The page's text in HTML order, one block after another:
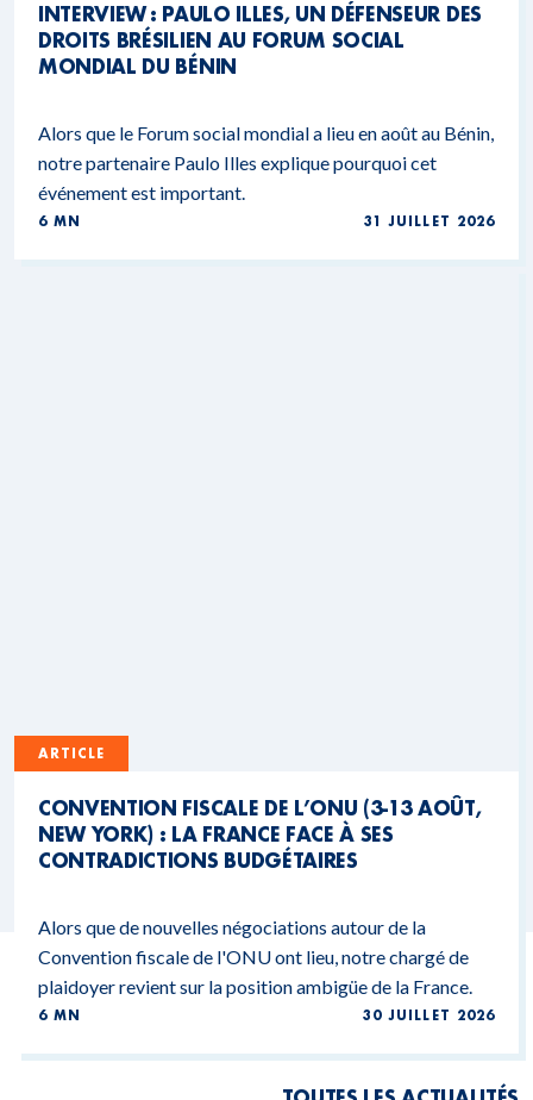
INTERVIEW : PAULO ILLES, UN DÉFENSEUR DES
DROITS BRÉSILIEN AU FORUM SOCIAL
MONDIAL DU BÉNIN
Alors que le Forum social mondial a lieu en août au Bénin,
notre partenaire Paulo Illes explique pourquoi cet
événement est important.
6 MN 31 JUILLET 2026
ARTICLE
CONVENTION FISCALE DE L’ONU (3-13 AOÛT,
NEW YORK) : LA FRANCE FACE À SES
CONTRADICTIONS BUDGÉTAIRES
Alors que de nouvelles négociations autour de la
Convention fiscale de l'ONU ont lieu, notre chargé de
plaidoyer revient sur la position ambigüe de la France.
6 MN 30 JUILLET 2026